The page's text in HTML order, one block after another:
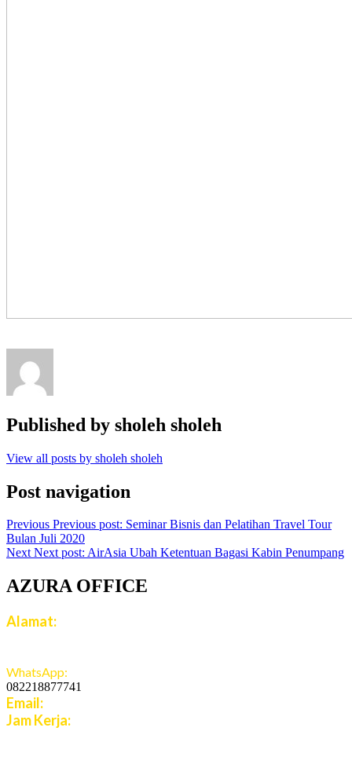
Published by sholeh sholeh
View all posts by sholeh sholeh
Post navigation
Previous Previous post: Seminar Bisnis dan Pelatihan Travel Tour
Bulan Juli 2020
Next Next post: AirAsia Ubah Ketentuan Bagasi Kabin Penumpang
AZURA OFFICE
Alamat:
WhatsApp:
082218877741
Email:
Jam Kerja: